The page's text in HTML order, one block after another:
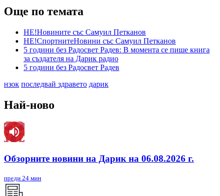
Още по темата
НЕ!Новините със Самуил Петканов
НЕ!СпортнитеНовини със Самуил Петканов
5 години без Радосвет Радев: В момента се пише книга
за създателя на Дарик радио
5 години без Радосвет Радев
нзок последвай здравето дарик
Най-ново
Обзорните новини на Дарик на 06.08.2026 г.
преди 24 мин